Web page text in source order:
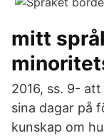
mitt
2016, ss. 9-
sina dagar på
kunskap om